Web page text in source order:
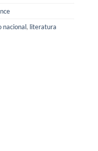
nacional, literatura